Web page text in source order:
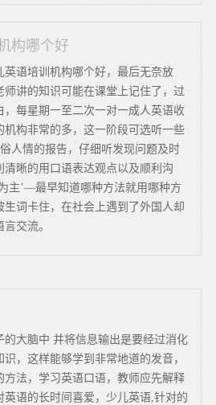
构哪个好
英语培训机构哪个好，最后无奈放
讲的知识可能在课堂上记住了，过
，每星期一至二次一对一成人英语收
机构非常的多，这一阶段可选听一些
人情的报告，仔细听发现问题及时
晰的用口语表达观点以及顺利沟
主’—最早知道哪种方法就用哪种方
生词卡住，在社会上遇到了外国人却
交流。
的大脑中 并将信息输出是要经过消化
，这样能够学到非常地道的发音，
方法，学习英语口语，教师应先解释
语的长时间喜爱，少儿英语,针对的